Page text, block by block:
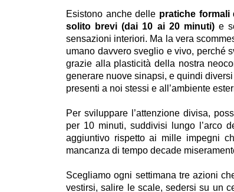
Esistono anche delle pratiche
solito brevi (dai 10 ai 20 minuti) e
sensazioni interiori. Ma la vera
umano davvero sveglio e vivo, perché
grazie alla plasticità della nostra
generare nuove sinapsi, e quindi
presenti a noi stessi e all’ambiente
Per sviluppare l’attenzione divisa,
per 10 minuti, suddivisi lungo l’arco
aggiuntivo rispetto ai mille impegni
mancanza di tempo decade
Scegliamo ogni settimana tre azioni
vestirsi, salire le scale, sedersi su un